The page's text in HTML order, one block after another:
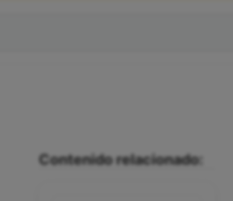
Contenido relacionado: